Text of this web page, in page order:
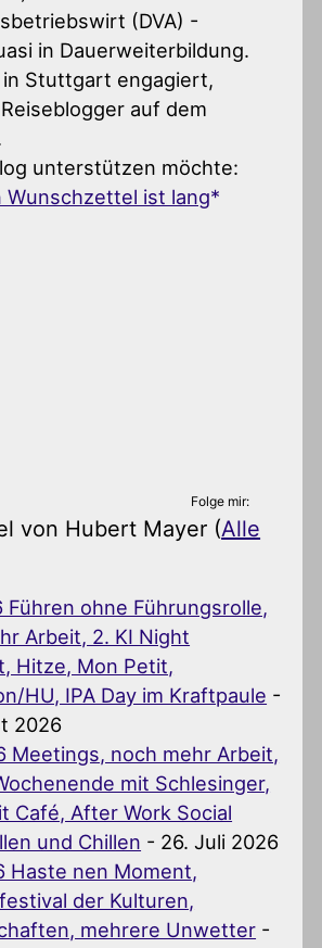
(DVA) -
in Dauerweiterbildung.
in Stuttgart engagiert,
auf dem
unterstützen möchte:
Wunschzettel ist lang
Folge mir:
von Hubert Mayer (Alle
Führen ohne Führungsrolle,
Arbeit, 2. KI Night
Hitze, Mon Petit,
HU, IPA Day im Kraftpaule -
2026
Meetings, noch mehr Arbeit,
mit Schlesinger,
Café, After Work Social
und Chillen - 26. Juli 2026
Haste nen Moment,
der Kulturen,
mehrere Unwetter -